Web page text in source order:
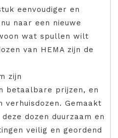
eenvoudiger en
naar een nieuwe
wat spullen wilt
van HEMA zijn de
zijn
betaalbare prijzen, en
Gemaakt
dozen duurzaam en
veilig en geordend